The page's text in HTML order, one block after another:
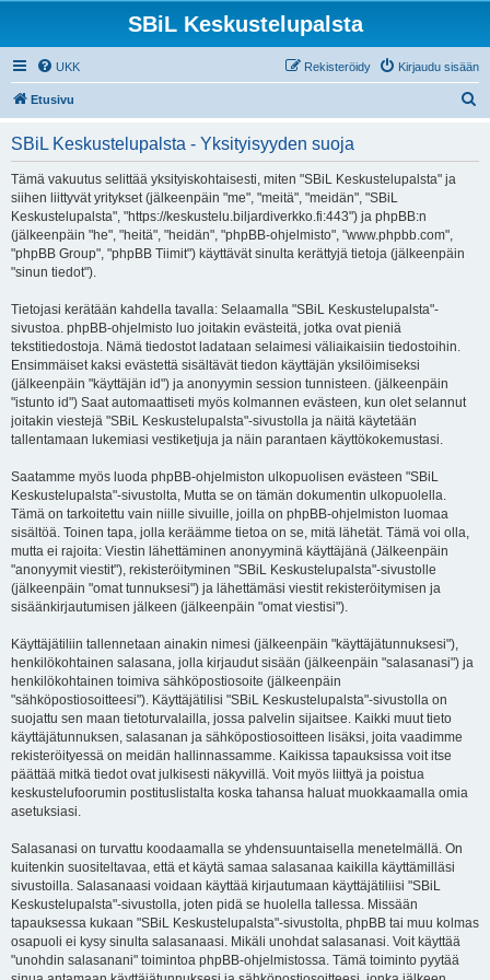
SBiL Keskustelupalsta
UKK Kirjaudu sisään
Rekisteröidy
Etusivu
SBiL Keskustelupalsta - Yksityisyyden suoja
Tämä vakuutus selittää yksityiskohtaisesti, miten "SBiL Keskustelupalsta" ja
siihen liittyvät yritykset (jälkeenpäin "me", "meitä", "meidän", "SBiL
Keskustelupalsta", "https://keskustelu.biljardiverkko.fi:443") ja phpBB:n
(jälkeenpäin "he", "heitä", "heidän", "phpBB-ohjelmisto", "www.phpbb.com",
"phpBB Group", "phpBB Tiimit") käyttävät sinulta kerättyjä tietoja (jälkeenpäin
"sinun tiedot").
Tietojasi kerätään kahdella tavalla: Selaamalla "SBiL Keskustelupalsta"-
sivustoa. phpBB-ohjelmisto luo joitakin evästeitä, jotka ovat pieniä
tekstitiedostoja. Nämä tiedostot ladataan selaimesi väliaikaisiin tiedostoihin.
Ensimmäiset kaksi evästettä sisältävät tiedon käyttäjän yksilöimiseksi
(jälkeenpäin "käyttäjän id") ja anonyymin session tunnisteen. (jälkeenpäin
"istunto id") Saat automaattiseti myös kolmannen evästeen, kun olet selannut
joitakin viestejä "SBiL Keskustelupalsta"-sivustolla ja näitä käytetään
tallentamaan lukemiasi vestiketjuja ja näin parantaen käyttökokemustasi.
Saatamme myös luoda phpBB-ohjelmiston ulkopuolisen evästeen "SBiL
Keskustelupalsta"-sivustolta, Mutta se on tämän dokumentin ulkopuolella.
Tämä on tarkoitettu vain niille sivuille, joilla on phpBB-ohjelmiston luomaa
sisältöä. Toinen tapa, jolla keräämme tietoa on se, mitä lähetät. Tämä voi olla,
mutta ei rajoita: Viestin lähettäminen anonyyminä käyttäjänä (Jälkeenpäin
"anonyymit viestit"), rekisteröityminen "SBiL Keskustelupalsta"-sivustolle
(jälkeenpäin "omat tunnuksesi") ja lähettämäsi viestit rekisteröitymisen ja
sisäänkirjautumisen jälkeen (jälkeenpäin "omat viestisi").
Käyttäjätiliin tallennetaan ainakin nimesi (jälkeenpäin "käyttäjätunnuksesi"),
henkilökohtainen salasana, jolla kirjaudut sisään (jälkeenpäin "salasanasi") ja
henkilökohtainen toimiva sähköpostiosoite (jälkeenpäin
"sähköpostiosoitteesi"). Käyttäjätilisi "SBiL Keskustelupalsta"-sivustolla on
suojattu sen maan tietoturvalailla, jossa palvelin sijaitsee. Kaikki muut tieto
käyttäjätunnuksen, salasanan ja sähköpostiosoitteen lisäksi, joita vaadimme
rekisteröityessä on meidän hallinnassamme. Kaikissa tapauksissa voit itse
päättää mitkä tiedot ovat julkisesti näkyvillä. Voit myös liittyä ja poistua
keskustelufoorumin postituslistalta koska tahansa haluat muokkaamalla omia
asetuksiasi.
Salasanasi on turvattu koodaamalla se yhdensuuntaisella menetelmällä. On
kuitenkin suositeltavaa, että et käytä samaa salasanaa kaikilla käyttämilläsi
sivustoilla. Salasanaasi voidaan käyttää kirjautumaan käyttäjätiliisi "SBiL
Keskustelupalsta"-sivustolla, joten pidä se huolella tallessa. Missään
tapauksessa kukaan "SBiL Keskustelupalsta"-sivustolta, phpBB tai muu kolmas
osapuoli ei kysy sinulta salasanaasi. Mikäli unohdat salasanasi. Voit käyttää
"unohdin salasanani" toimintoa phpBB-ohjelmistossa. Tämä toiminto pyytää